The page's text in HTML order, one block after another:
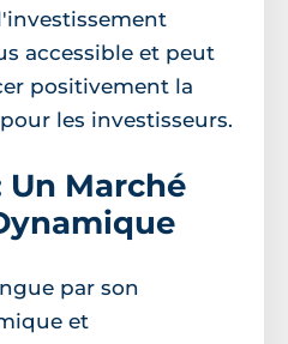
accessible et peut
positivement la
les investisseurs.
Marché
par son
et